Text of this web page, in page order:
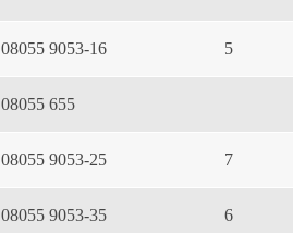
08055 9053-16 5
08055 655
08055 9053-25 7
08055 9053-35 6